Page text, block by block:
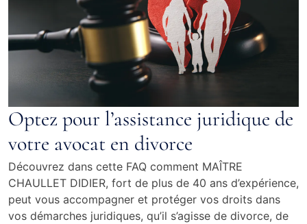
Optez pour l’assistance juridique de
votre avocat en divorce
Découvrez dans cette FAQ comment MAÎTRE
CHAULLET DIDIER, fort de plus de 40 ans d’expérience,
peut vous accompagner et protéger vos droits dans
vos démarches juridiques, qu’il s’agisse de divorce, de